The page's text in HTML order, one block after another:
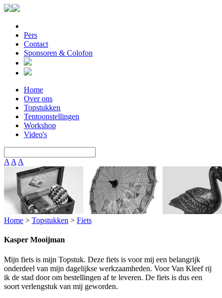
Pers
Contact
Sponsoren & Colofon
Home
Over ons
Topstukken
Tentoonstellingen
Workshop
Video's
A A A
Home > Topstukken > Fiets
Kasper Mooijman
Mijn fiets is mijn Topstuk. Deze fiets is voor mij een belangrijk
onderdeel van mijn dagelijkse werkzaamheden. Voor Van Kleef rij
ik de stad door om bestellingen af te leveren. De fiets is dus een
soort verlengstuk van mij geworden.